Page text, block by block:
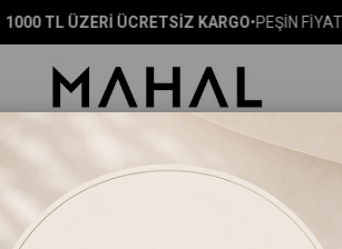
ÜCRETSİZ KARGO•PEŞİN FİYATINA 2 VE